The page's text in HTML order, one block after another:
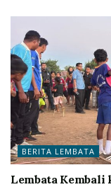
BERITA LEMBATA
Lembata